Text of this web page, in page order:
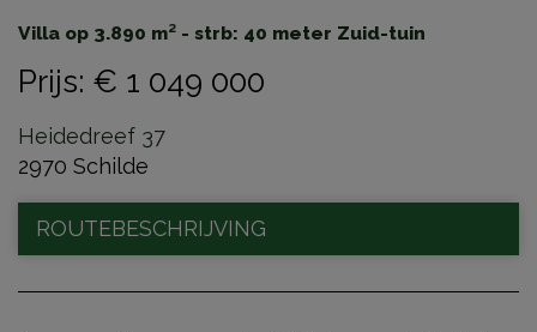
Villa op 3.890 m² - strb: 40 meter Zuid-tuin
Prijs: € 1 049 000
Heidedreef 37
2970 Schilde
ROUTEBESCHRIJVING